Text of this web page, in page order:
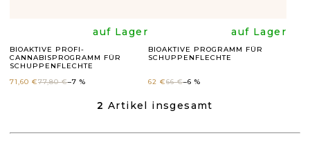
O
D
T
BIOAKTIVE PROFI-
CANNABISPROGRAMM FÜR
SCHUPPENFLECHTE
Die
ist
auf Lager
71,60 €77,80 €–7 %
BIOAKTIVE PROGRAMM FÜR
SCHUPPENFLECHTE
Die
ist
auf Lager
62 €66 €–6 %
S
E
2 Artikel insgesamt